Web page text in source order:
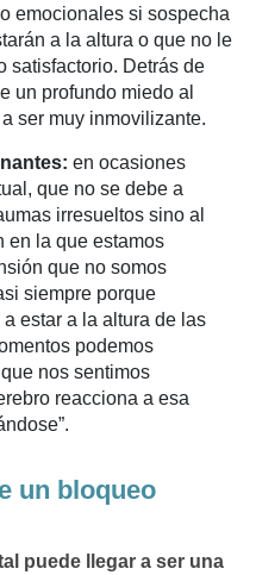
emocionales si sospecha
a la altura o que no le
satisfactorio. Detrás de
un profundo miedo al
ser muy inmovilizante.
en ocasiones
que no se debe a
irresueltos sino al
en la que estamos
que no somos
siempre porque
estar a la altura de las
podemos
nos sentimos
reacciona a esa
un bloqueo
puede llegar a ser una